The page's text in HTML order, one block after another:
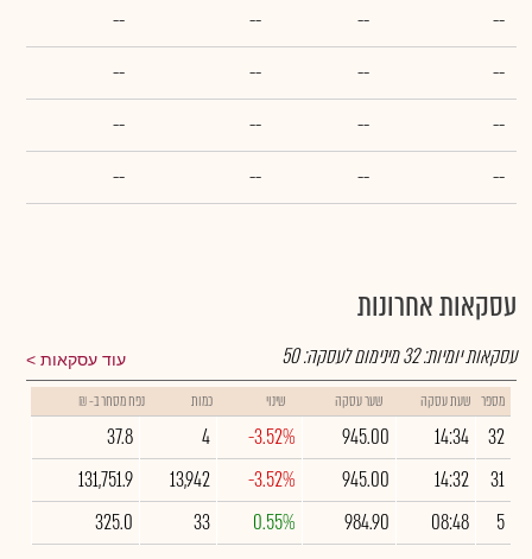
--
--
--
--
--
--
--
--
--
--
--
--
--
--
--
--
עסקאות אחרונות
עוד עסקאות עסקאות יומיות:32מינימום לעסקה:50
מספר שעת עסקה שער עסקה שינוי כמות נפח מסחר ב- ₪
32
14:34
945.00
-3.52%
4
37.8
31
14:32
945.00
-3.52%
13,942
131,751.9
5
08:48
984.90
0.55%
33
325.0